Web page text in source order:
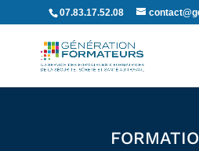
07.83.17.52.08